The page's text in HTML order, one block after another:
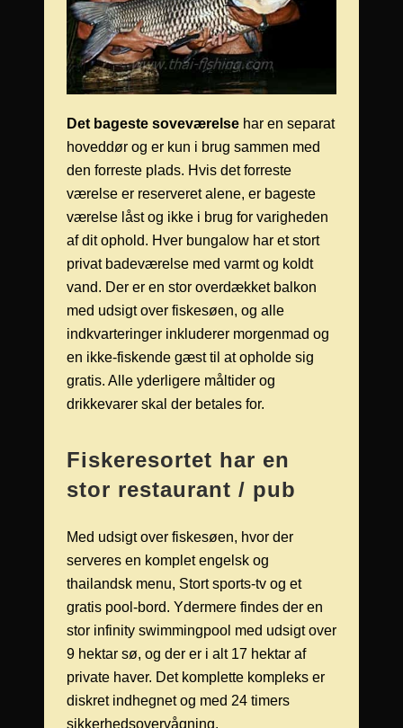
Det bageste soveværelse har en separat
hoveddør og er kun i brug sammen med
den forreste plads. Hvis det forreste
værelse er reserveret alene, er bageste
værelse låst og ikke i brug for varigheden
af dit ophold. Hver bungalow har et stort
privat badeværelse med varmt og koldt
vand. Der er en stor overdækket balkon
med udsigt over fiskesøen, og alle
indkvarteringer inkluderer morgenmad og
en ikke-fiskende gæst til at opholde sig
gratis. Alle yderligere måltider og
drikkevarer skal der betales for.
Fiskeresortet har en
stor restaurant / pub
Med udsigt over fiskesøen, hvor der
serveres en komplet engelsk og
thailandsk menu, Stort sports-tv og et
gratis pool-bord. Ydermere findes der en
stor infinity swimmingpool med udsigt over
9 hektar sø, og der er i alt 17 hektar af
private haver. Det komplette kompleks er
diskret indhegnet og med 24 timers
sikkerhedsovervågning.